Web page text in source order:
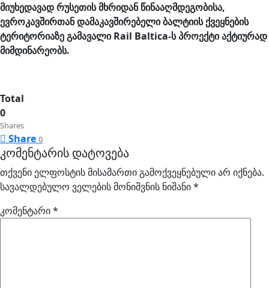
მიუხედავად რუსეთის მხრიდან წინააღმდეგობისა,
ევროკავშირთან დამაკავშირებელი ბალტიის ქვეყნების
ტერიტორიაზე გამავალი Rail Baltica-ს პროექტი აქტიურად
მიმდინარეობს.
Total
0
Shares
Share 0
კომენტარის დატოვება
თქვენი ელფოსტის მისამართი გამოქვეყნებული არ იქნება.
სავალდებულო ველების მონიშვნის ნიშანი*
კომენტარი*